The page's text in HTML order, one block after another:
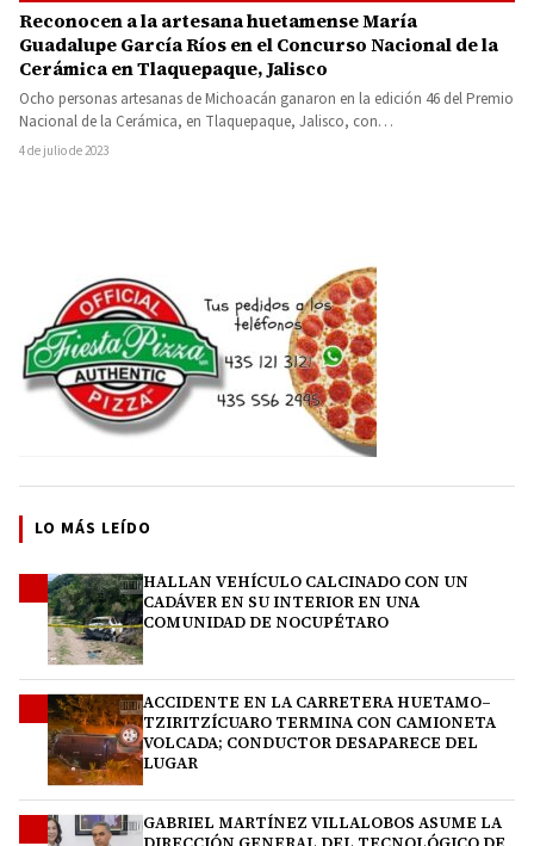
Reconocen a la artesana huetamense María
Guadalupe García Ríos en el Concurso Nacional de la
Cerámica en Tlaquepaque, Jalisco
Ocho personas artesanas de Michoacán ganaron en la edición 46 del Premio
Nacional de la Cerámica, en Tlaquepaque, Jalisco, con…
4 de julio de 2023
LO MÁS LEÍDO
HALLAN VEHÍCULO CALCINADO CON UN
CADÁVER EN SU INTERIOR EN UNA
COMUNIDAD DE NOCUPÉTARO
ACCIDENTE EN LA CARRETERA HUETAMO–
TZIRITZÍCUARO TERMINA CON CAMIONETA
VOLCADA; CONDUCTOR DESAPARECE DEL
LUGAR
GABRIEL MARTÍNEZ VILLALOBOS ASUME LA